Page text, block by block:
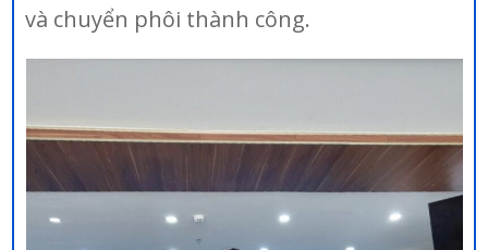
và chuyển phôi thành công.